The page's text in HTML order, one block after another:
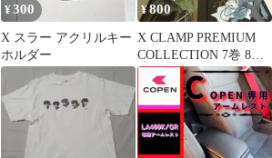
¥300
X スラー アクリルキー
ホルダー
¥800
X CLAMP PREMIUM
COLLECTION 7巻 8巻
9巻 エックス